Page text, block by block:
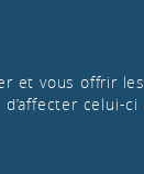
et vous offrir
d’affecter celui-